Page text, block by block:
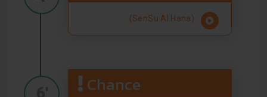
(SenSu Al Hana)
Chance